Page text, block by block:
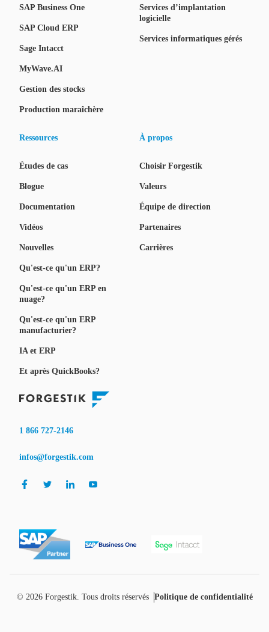
SAP Business One
SAP Cloud ERP
Sage Intacct
MyWave.AI
Gestion des stocks
Production maraîchère
Services d’implantation
logicielle
Services informatiques gérés
Ressources
Études de cas
Blogue
Documentation
Vidéos
Nouvelles
Qu'est-ce qu'un ERP?
Qu'est-ce qu'un ERP en
nuage?
Qu'est-ce qu'un ERP
manufacturier?
IA et ERP
Et après QuickBooks?
À propos
Choisir Forgestik
Valeurs
Équipe de direction
Partenaires
Carrières
1 866 727-2146
infos@forgestik.com
© 2026 Forgestik. Tous droits réservés Politique de confidentialité